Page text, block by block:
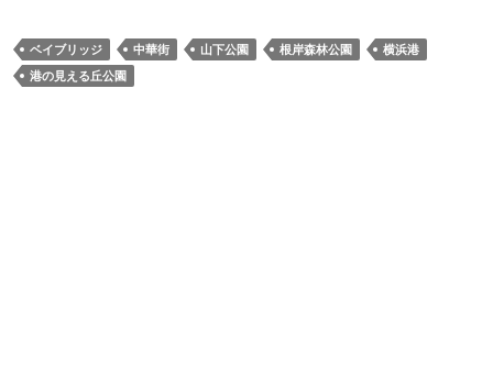
ベイブリッジ 中華街 山下公園 根岸森林公園
横浜港
港の見える丘公園